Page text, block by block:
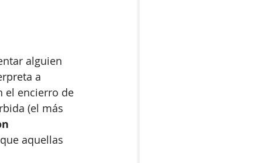
alguien
a
el encierro de
(el más
que aquellas